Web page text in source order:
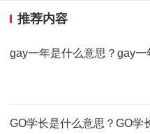
推荐内容
gay一年是什么意思？gay一
GO学长是什么意思？GO学